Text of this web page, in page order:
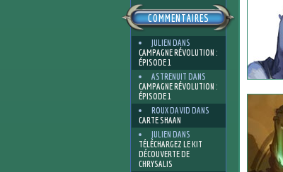
COMMENTAIRES
JULIEN DANS
CAMPAGNE RÉVOLUTION :
ÉPISODE 1
ASTRENUIT DANS
CAMPAGNE RÉVOLUTION :
ÉPISODE 1
ROUX DAVID DANS
CARTE SHAAN
JULIEN DANS
TÉLÉCHARGEZ LE KIT
DÉCOUVERTE DE
CHRYSALIS